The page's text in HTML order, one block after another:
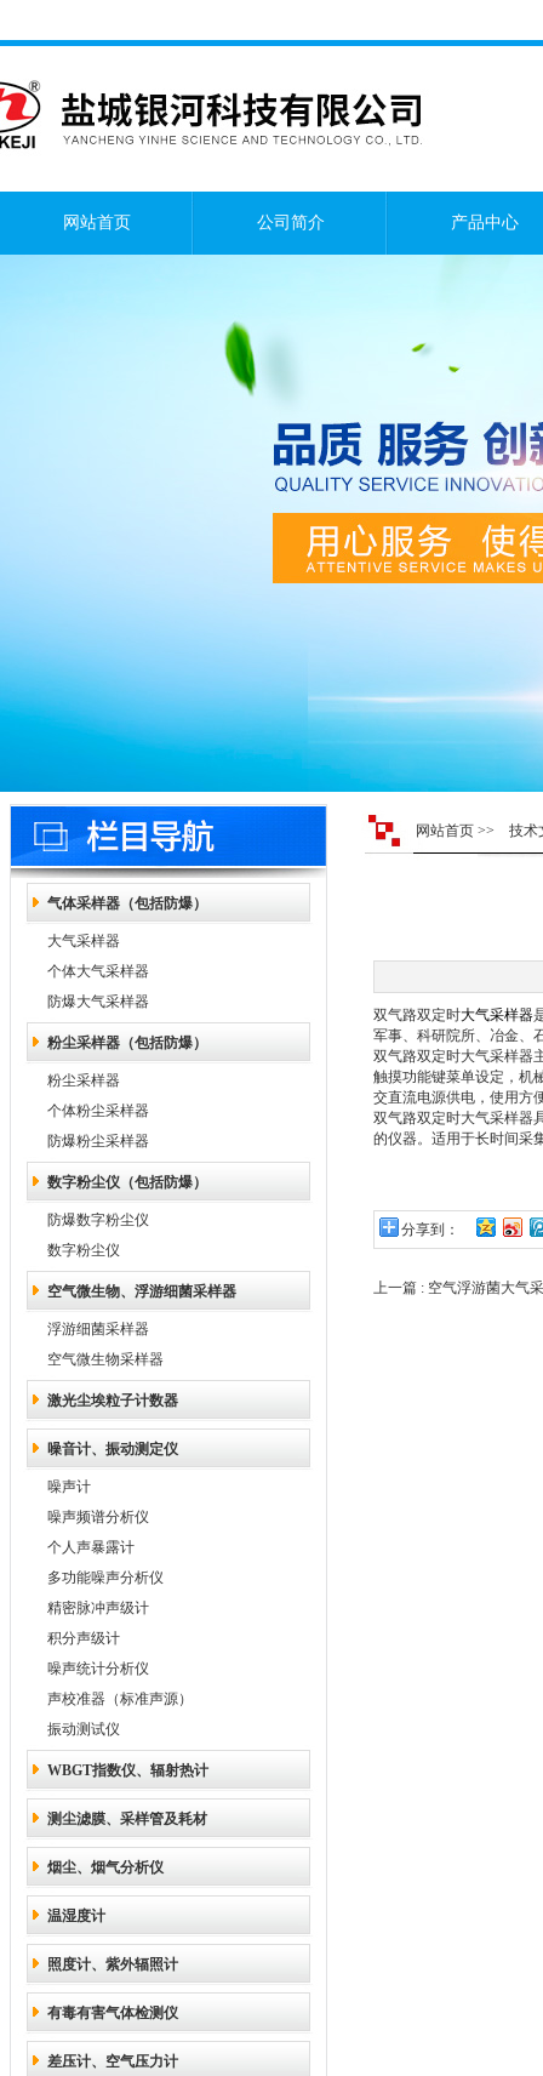
网站首页 公司简介 产品中心
气体采样器（包括防爆）
大气采样器
个体大气采样器
防爆大气采样器
粉尘采样器（包括防爆）
粉尘采样器
个体粉尘采样器
防爆粉尘采样器
数字粉尘仪（包括防爆）
防爆数字粉尘仪
数字粉尘仪
空气微生物、浮游细菌采样器
浮游细菌采样器
空气微生物采样器
激光尘埃粒子计数器
噪音计、振动测定仪
噪声计
噪声频谱分析仪
个人声暴露计
多功能噪声分析仪
精密脉冲声级计
积分声级计
噪声统计分析仪
声校准器（标准声源）
振动测试仪
WBGT指数仪、辐射热计
测尘滤膜、采样管及耗材
烟尘、烟气分析仪
温湿度计
照度计、紫外辐照计
有毒有害气体检测仪
差压计、空气压力计
网站首页 >> 技术
双气路双定时大气采样器
军事、科研院所、冶金、
双气路双定时大气采样器
触摸功能键菜单设定，机
交直流电源供电，使用方
双气路双定时大气采样器
的仪器。适用于长时间采
分享到：
上一篇 : 空气浮游菌大气